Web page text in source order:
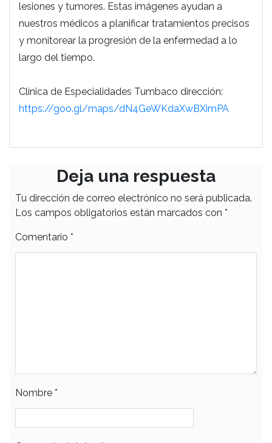
lesiones y tumores. Estas imágenes ayudan a
nuestros médicos a planificar tratamientos precisos
y monitorear la progresión de la enfermedad a lo
largo del tiempo.
Clínica de Especialidades Tumbaco dirección:
https://goo.gl/maps/dN4GeWKdaXwBXimPA
Deja una respuesta
Tu dirección de correo electrónico no será publicada.
Los campos obligatorios están marcados con *
Comentario *
Nombre *